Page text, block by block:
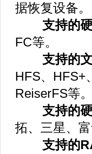
据恢复设备。
支持的
FC等。
支持的
HFS、HFS+
ReiserFS等。
支持的
拓、三星、
支持的